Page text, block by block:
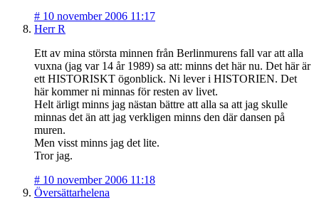
# 10 november 2006 11:17
Herr R
Ett av mina största minnen från Berlinmurens fall var att alla
vuxna (jag var 14 år 1989) sa att: minns det här nu. Det här är
ett HISTORISKT ögonblick. Ni lever i HISTORIEN. Det
här kommer ni minnas för resten av livet.
Helt ärligt minns jag nästan bättre att alla sa att jag skulle
minnas det än att jag verkligen minns den där dansen på
muren.
Men visst minns jag det lite.
Tror jag.
# 10 november 2006 11:18
Översättarhelena